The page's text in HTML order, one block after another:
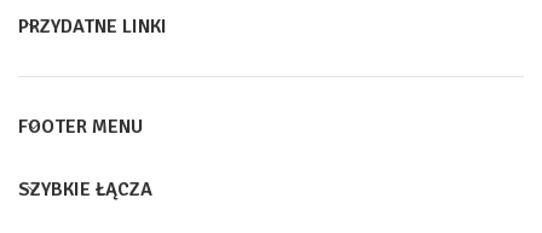
PRZYDATNE LINKI
FOOTER MENU
SZYBKIE ŁĄCZA